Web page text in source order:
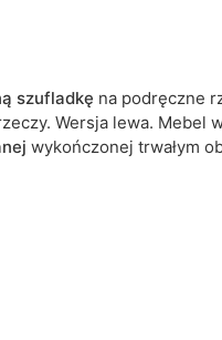
tak
szufladkę na podręczne
Wersja lewa. Mebel
wykończonej trwałym